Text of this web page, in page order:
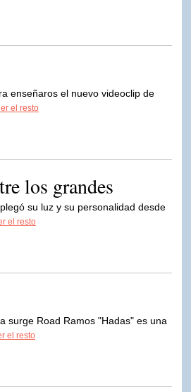
enseñaros el nuevo videoclip de
el resto
los grandes
su luz y su personalidad desde
el resto
surge Road Ramos "Hadas" es una
el resto